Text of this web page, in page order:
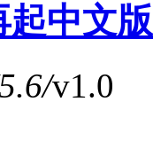
起中文版
/v1.0